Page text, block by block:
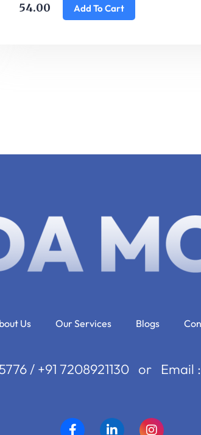
54.00 Add To Cart
Us Our Services Blogs
/ +91 7208921130 or Email :